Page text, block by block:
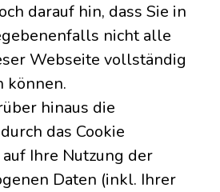
darauf hin, dass Sie in
nicht alle
Webseite vollständig
können.
hinaus die
das Cookie
Ihre Nutzung der
Daten (inkl. Ihrer